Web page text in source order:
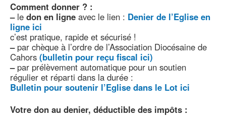
Comment donner ? :
–le don en ligne avec le lien : Denier de l’Eglise en
ligne ici
c’est pratique, rapide et sécurisé !
–par chèque à l’ordre de l’Association Diocésaine de
Cahors (bulletin pour reçu fiscal ici)
–par prélèvement automatique pour un soutien
régulier et réparti dans la durée :
Bulletin pour soutenir l’Eglise dans le Lot ici
Votre don au denier, déductible des impôts :